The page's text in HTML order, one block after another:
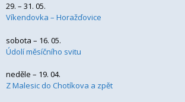
29. – 31. 05.
Víkendovka – Horažďovice
sobota – 16. 05.
Údolí měsíčního svitu
neděle – 19. 04.
Z Malesic do Chotíkova a zpět